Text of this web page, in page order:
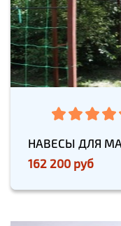
НАВЕСЫ ДЛЯ
162 200 руб